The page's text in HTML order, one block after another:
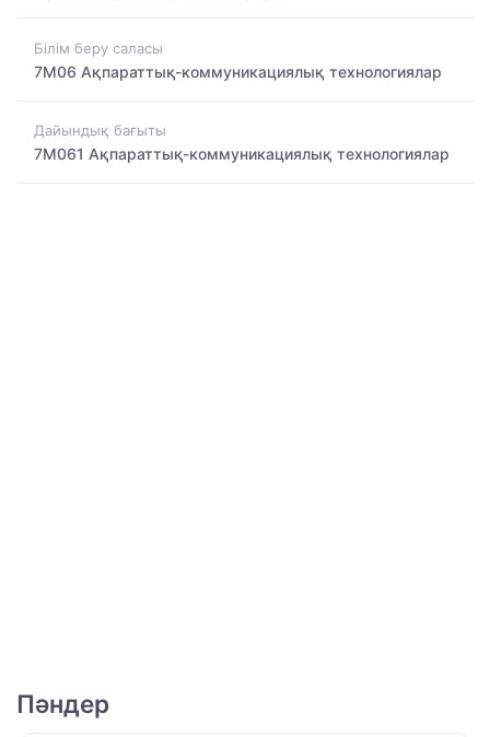
Білім беру саласы
7M06 Ақпараттық-коммуникациялық технологиялар
Дайындық бағыты
7M061 Ақпараттық-коммуникациялық технологиялар
Пәндер